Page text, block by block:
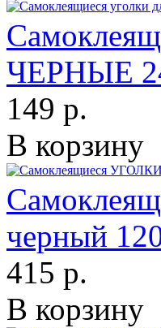
ЧЕРНЫЕ
149 р.
В корзину
черный
415 р.
В корзину